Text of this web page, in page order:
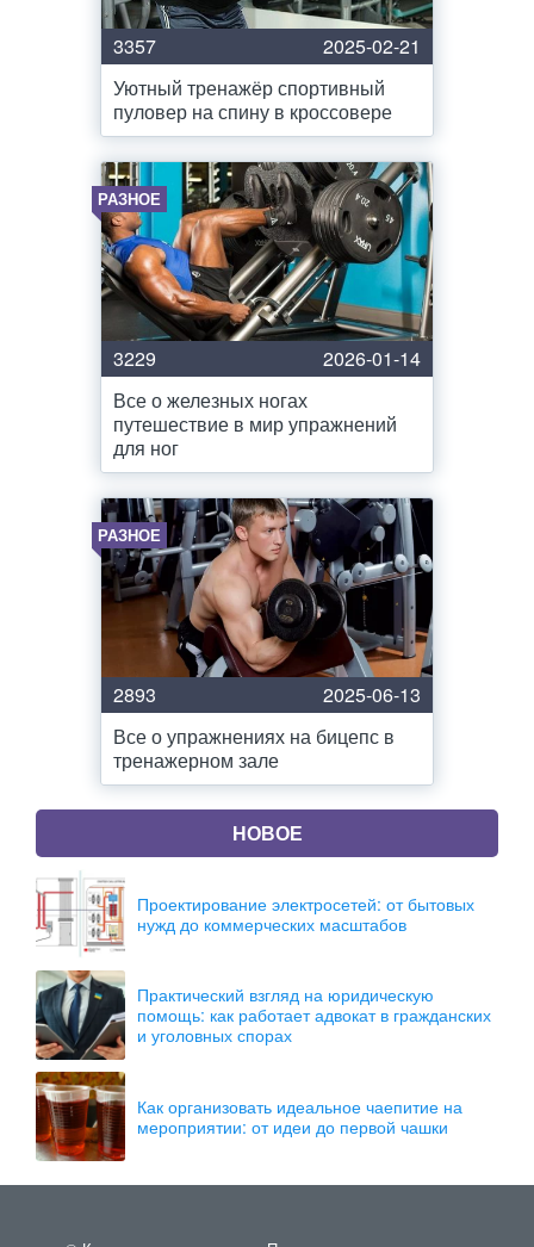
3357
2025-02-21
Уютный тренажёр спортивный
пуловер на спину в кроссовере
РАЗНОЕ
3229
2026-01-14
Все о железных ногах
путешествие в мир упражнений
для ног
РАЗНОЕ
2893
2025-06-13
Все о упражнениях на бицепс в
тренажерном зале
НОВОЕ
Проектирование электросетей: от бытовых
нужд до коммерческих масштабов
Практический взгляд на юридическую
помощь: как работает адвокат в гражданских
и уголовных спорах
Как организовать идеальное чаепитие на
мероприятии: от идеи до первой чашки